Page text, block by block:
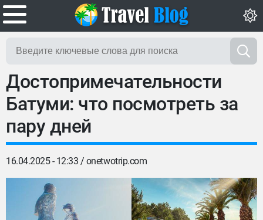
Достопримечательности
Батуми: что посмотреть за
пару дней
16.04.2025 - 12:33 / onetwotrip.com